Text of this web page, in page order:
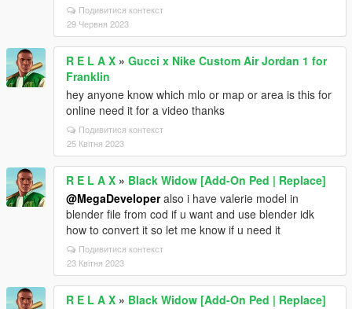
Подивитися контекст
29 Червня 2023
R E L A X » Gucci x Nike Custom Air Jordan 1 for
Franklin
hey anyone know which mlo or map or area is this for
online need it for a video thanks
Подивитися контекст
25 Квітня 2023
R E L A X » Black Widow [Add-On Ped | Replace]
@MegaDeveloperalso i have valerie model in
blender file from cod if u want and use blender idk
how to convert it so let me know if u need it
Подивитися контекст
23 Квітня 2023
R E L A X » Black Widow [Add-On Ped | Replace]